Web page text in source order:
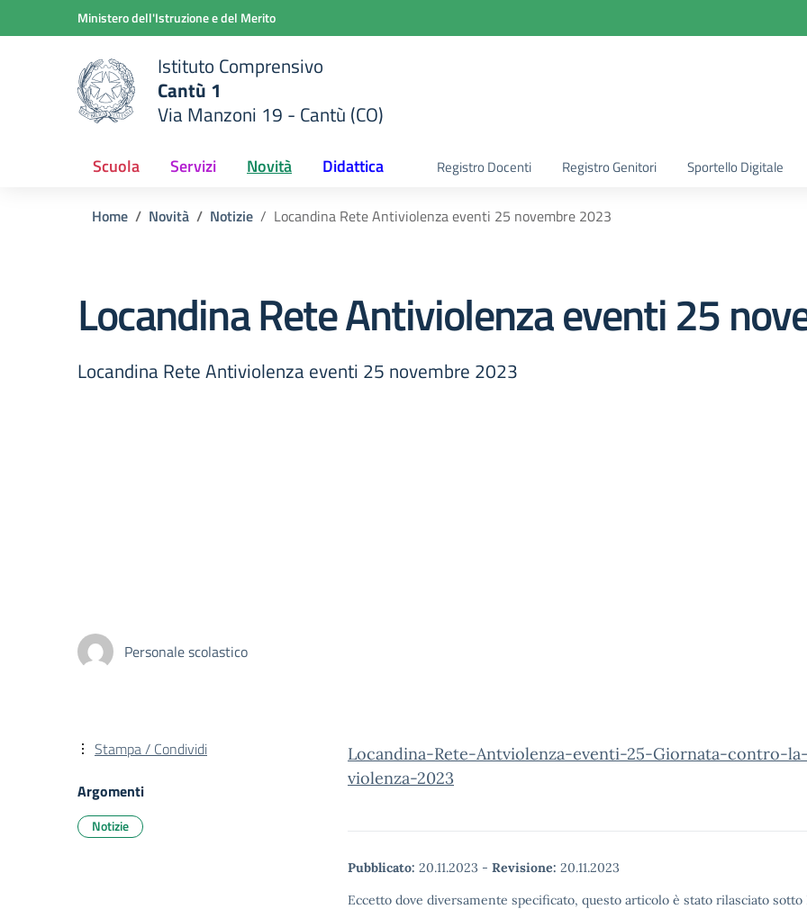
Vai ai contenuti
Vai al menu di navigazioneMinistero dell'Istruzione e del Merito
scuola
Istituto Comprensivo
Cantù 1
Via Manzoni 19 - Cantù (CO)
Scuola Servizi Novità Didattica Registro Docenti Registro Genitori Sportello Digitale
Home Novità Notizie Locandina Rete Antiviolenza eventi 25 novembre 2023
Locandina Rete Antiviolenza eventi 25
Locandina Rete Antiviolenza eventi 25 novembre 2023
Personale scolastico
Locandina-Rete-Antviolenza-eventi-25-Giornata-contro-
violenza-2023
Pubblicato: 20.11.2023 - Revisione: 20.11.2023
Eccetto dove diversamente specificato, questo articolo è stato rilasciato
Stampa / Condividi
Argomenti
Notizie